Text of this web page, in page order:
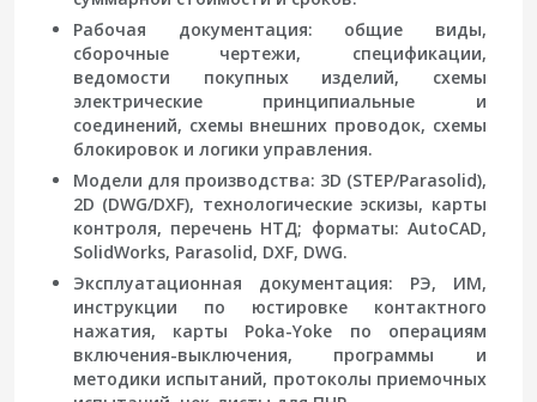
Рабочая документация: общие виды,
сборочные чертежи, спецификации,
ведомости покупных изделий, схемы
электрические принципиальные и
соединений, схемы внешних проводок, схемы
блокировок и логики управления.
Модели для производства: 3D (STEP/Parasolid),
2D (DWG/DXF), технологические эскизы, карты
контроля, перечень НТД; форматы: AutoCAD,
SolidWorks, Parasolid, DXF, DWG.
Эксплуатационная документация: РЭ, ИМ,
инструкции по юстировке контактного
нажатия, карты Poka-Yoke по операциям
включения-выключения, программы и
методики испытаний, протоколы приемочных